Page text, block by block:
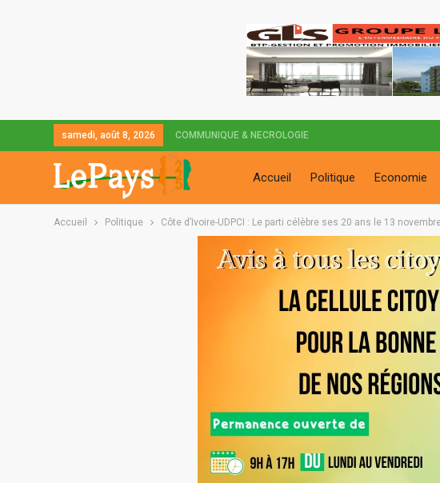
samedi, août 8, 2026 COMMUNIQUE & NECROLOGIE
Accueil Politique Economie
Accueil Politique Côte d’Ivoire-UDPCI : Le parti célèbre ses 20 ans le 13